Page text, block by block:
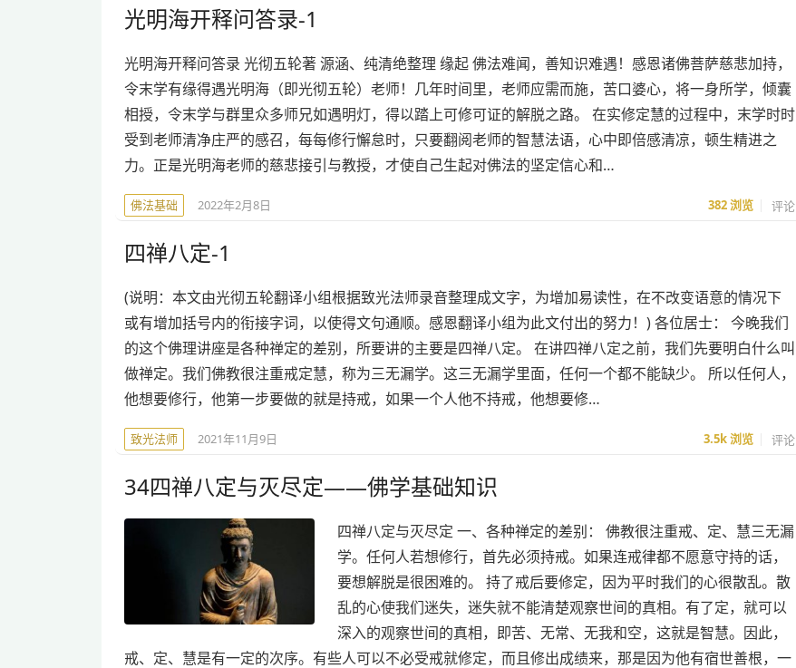
光明海开释问答录-1
光明海开释问答录 光彻五轮著 源涵、纯清绝整理 缘起 佛法难闻，善知识难遇！感恩诸佛菩萨慈悲加持，
令末学有缘得遇光明海（即光彻五轮）老师！几年时间里，老师应需而施，苦口婆心，将一身所学，倾囊
相授，令末学与群里众多师兄如遇明灯，得以踏上可修可证的解脱之路。 在实修定慧的过程中，末学时时
受到老师清净庄严的感召，每每修行懈怠时，只要翻阅老师的智慧法语，心中即倍感清凉，顿生精进之
力。正是光明海老师的慈悲接引与教授，才使自己生起对佛法的坚定信心和…
佛法基础 2022年2月8日 382浏览 评论
四禅八定-1
(说明：本文由光彻五轮翻译小组根据致光法师录音整理成文字，为增加易读性，在不改变语意的情况下
或有增加括号内的衔接字词，以使得文句通顺。感恩翻译小组为此文付出的努力！) 各位居士： 今晚我们
的这个佛理讲座是各种禅定的差别，所要讲的主要是四禅八定。 在讲四禅八定之前，我们先要明白什么叫
做禅定。我们佛教很注重戒定慧，称为三无漏学。这三无漏学里面，任何一个都不能缺少。 所以任何人，
他想要修行，他第一步要做的就是持戒，如果一个人他不持戒，他想要修…
致光法师 2021年11月9日 3.5k浏览 评论
34四禅八定与灭尽定——佛学基础知识
四禅八定与灭尽定 一、各种禅定的差别： 佛教很注重戒、定、慧三无漏
学。任何人若想修行，首先必须持戒。如果连戒律都不愿意守持的话，
要想解脱是很困难的。 持了戒后要修定，因为平时我们的心很散乱。散
乱的心使我们迷失，迷失就不能清楚观察世间的真相。有了定，就可以
深入的观察世间的真相，即苦、无常、无我和空，这就是智慧。因此，
戒、定、慧是有一定的次序。有些人可以不必受戒就修定，而且修出成绩来，那是因为他有宿世善根，一